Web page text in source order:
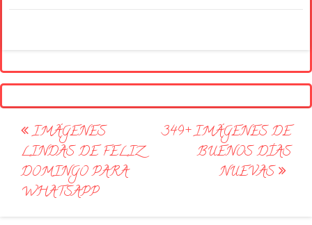
Post
navigation
IMÁGENES
LINDAS DE FELIZ
DOMINGO PARA
WHATSAPP
349+ IMÁGENES DE
BUENOS DÍAS
NUEVAS